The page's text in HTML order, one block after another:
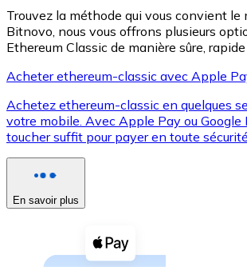
XRP
XRP
Voir toutes
Coupons crypto
Acheter avec espèces
Trouvez la méthode qui vous convient le
Bitnovo, nous vous offrons plusieurs
Ethereum Classic de manière sûre,
Acheter ethereum-classic avec Apple
Achetez ethereum-classic en quelques
votre mobile. Avec Apple Pay ou Google
toucher suffit pour payer en toute sécurité.
En savoir plus